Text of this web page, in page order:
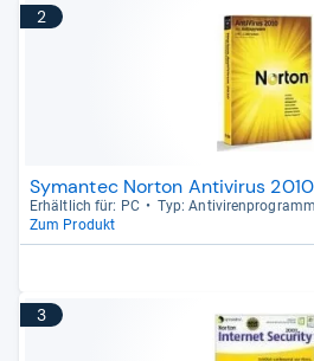
2
Symantec Norton Antivirus 2010
Erhält­lich für: PC Typ: Anti­vi­ren­pro­gramm
Zum Produkt
3